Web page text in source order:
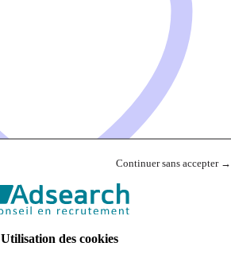
Continuer sans accepter →
Utilisation des cookies